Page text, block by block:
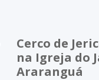
Cerco de
na Igreja do
Araranguá